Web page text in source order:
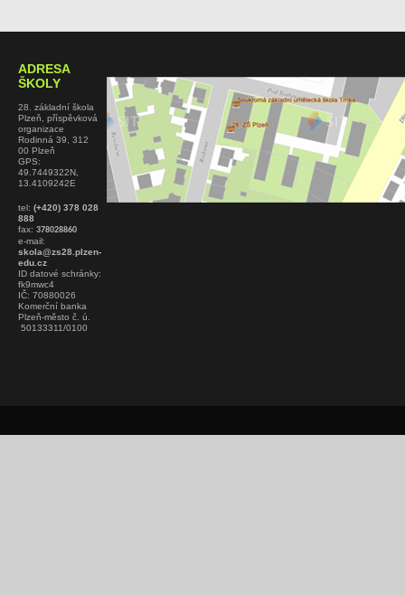
ADRESA
ŠKOLY
28. základní škola
Plzeň, příspěvková
organizace
Rodinná 39, 312
00 Plzeň
GPS:
49.7449322N,
13.4109242E
tel: (+420) 378 028
888
fax: 378028860
e-mail:
skola@zs28.plzen-
edu.cz
ID datové schránky:
fk9mwc4
IČ: 70880026
Komerční banka
Plzeň-město č. ú.
50133311/0100